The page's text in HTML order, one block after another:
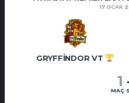
17 OCAK
GRYFFINDOR VT
1
MAÇ